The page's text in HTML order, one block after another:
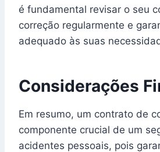
é fundamental revisar o seu
correção regularmente e
adequado às suas
Considerações
Em resumo, um contrato de
componente crucial de um
acidentes pessoais, pois